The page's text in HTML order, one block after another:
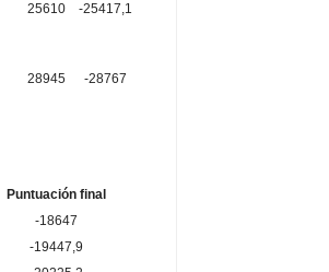
25610 -25417,1
28945 -28767
Puntuación final
-18647
-19447,9